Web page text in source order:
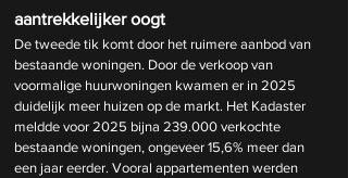
aantrekkelijker oogt
De tweede tik komt door het ruimere aanbod van
bestaande woningen. Door de verkoop van
voormalige huurwoningen kwamen er in 2025
duidelijk meer huizen op de markt. Het Kadaster
meldde voor 2025 bijna 239.000 verkochte
bestaande woningen, ongeveer 15,6% meer dan
een jaar eerder. Vooral appartementen werden